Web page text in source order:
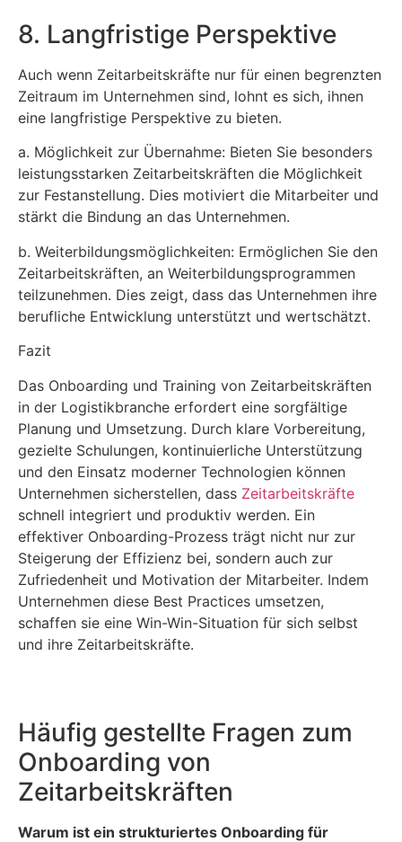
8. Langfristige Perspektive
Auch wenn Zeitarbeitskräfte nur für einen begrenzten
Zeitraum im Unternehmen sind, lohnt es sich, ihnen
eine langfristige Perspektive zu bieten.
a. Möglichkeit zur Übernahme: Bieten Sie besonders
leistungsstarken Zeitarbeitskräften die Möglichkeit
zur Festanstellung. Dies motiviert die Mitarbeiter und
stärkt die Bindung an das Unternehmen.
b. Weiterbildungsmöglichkeiten: Ermöglichen Sie den
Zeitarbeitskräften, an Weiterbildungsprogrammen
teilzunehmen. Dies zeigt, dass das Unternehmen ihre
berufliche Entwicklung unterstützt und wertschätzt.
Fazit
Das Onboarding und Training von Zeitarbeitskräften
in der Logistikbranche erfordert eine sorgfältige
Planung und Umsetzung. Durch klare Vorbereitung,
gezielte Schulungen, kontinuierliche Unterstützung
und den Einsatz moderner Technologien können
Unternehmen sicherstellen, dass Zeitarbeitskräfte
schnell integriert und produktiv werden. Ein
effektiver Onboarding-Prozess trägt nicht nur zur
Steigerung der Effizienz bei, sondern auch zur
Zufriedenheit und Motivation der Mitarbeiter. Indem
Unternehmen diese Best Practices umsetzen,
schaffen sie eine Win-Win-Situation für sich selbst
und ihre Zeitarbeitskräfte.
Häufig gestellte Fragen zum
Onboarding von
Zeitarbeitskräften
Warum ist ein strukturiertes Onboarding für